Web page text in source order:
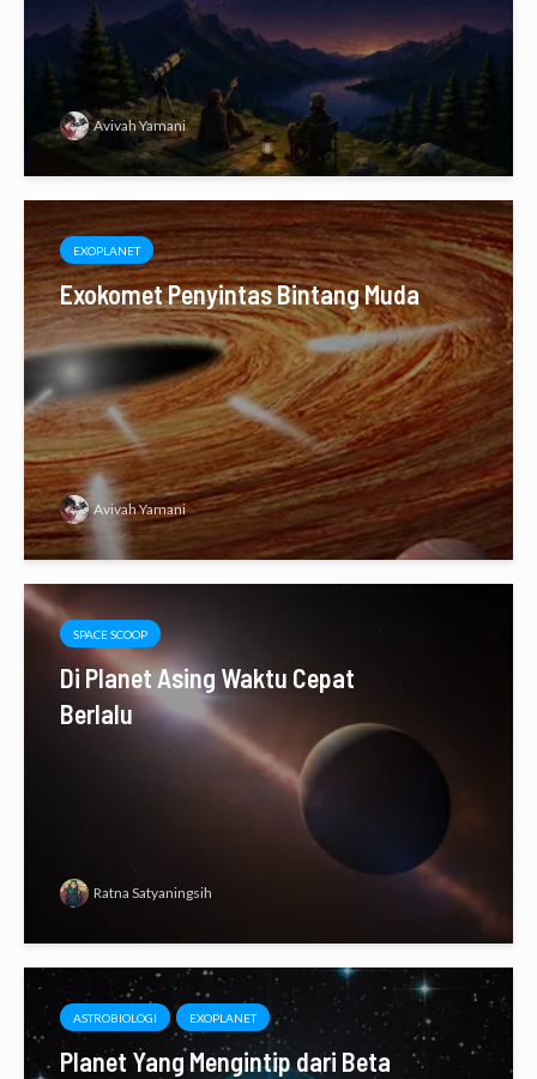
Avivah Yamani
EXOPLANET
Exokomet Penyintas Bintang Muda
Avivah Yamani
SPACE SCOOP
Di Planet Asing Waktu Cepat
Berlalu
Ratna Satyaningsih
ASTROBIOLOGI EXOPLANET
Planet Yang Mengintip dari Beta